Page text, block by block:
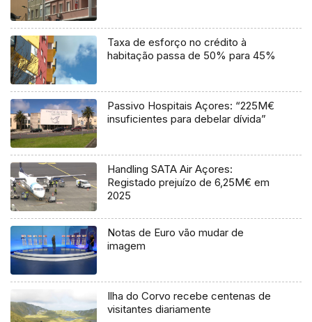
Taxa de esforço no crédito à
habitação passa de 50% para 45%
Passivo Hospitais Açores: “225M€
insuficientes para debelar dívida”
Handling SATA Air Açores:
Registado prejuízo de 6,25M€ em
2025
Notas de Euro vão mudar de
imagem
Ilha do Corvo recebe centenas de
visitantes diariamente